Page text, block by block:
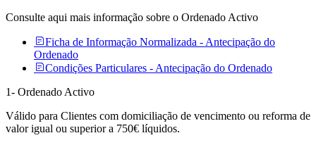
Consulte aqui mais informação sobre o Ordenado Activo
Ficha de Informação Normalizada - Antecipação do
Ordenado
Condições Particulares - Antecipação do Ordenado
1- Ordenado Activo​
Válido para Clientes com domiciliação de vencimento ou reforma de
valor igual ou superior a 750€ líquidos.​